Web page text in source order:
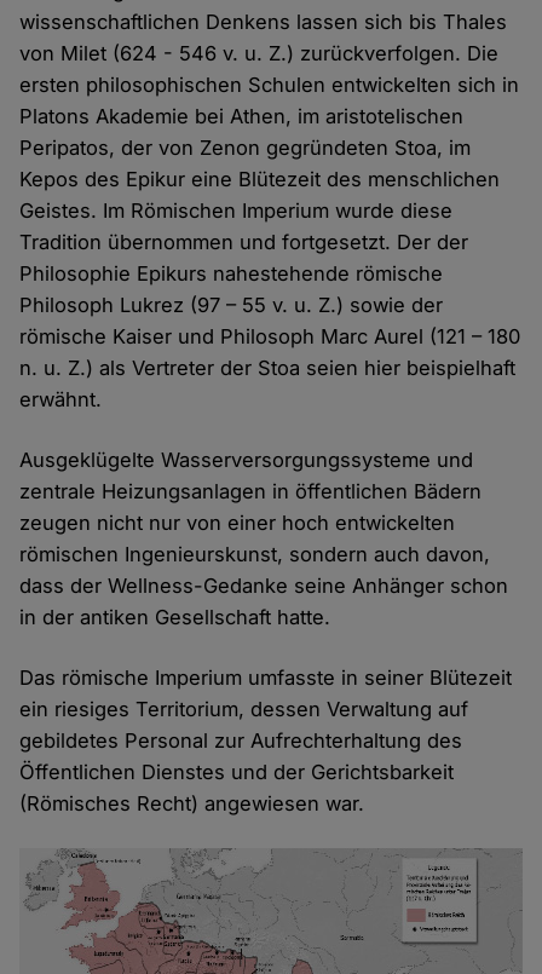
wissenschaftlichen Denkens lassen sich bis Thales
von Milet (624 - 546 v. u. Z.) zurückverfolgen. Die
ersten philosophischen Schulen entwickelten sich in
Platons Akademie bei Athen, im aristotelischen
Peripatos, der von Zenon gegründeten Stoa, im
Kepos des Epikur eine Blütezeit des menschlichen
Geistes. Im Römischen Imperium wurde diese
Tradition übernommen und fortgesetzt. Der der
Philosophie Epikurs nahestehende römische
Philosoph Lukrez (97 – 55 v. u. Z.) sowie der
römische Kaiser und Philosoph Marc Aurel (121 – 180
n. u. Z.) als Vertreter der Stoa seien hier beispielhaft
erwähnt.
Ausgeklügelte Wasser­­versorgungs­­systeme und
zentrale Heizungs­­anlagen in öffentlichen Bädern
zeugen nicht nur von einer hoch entwickelten
römischen Ingenieurs­­kunst, sondern auch davon,
dass der Wellness-Gedanke seine Anhänger schon
in der antiken Gesellschaft hatte.
Das römische Imperium umfasste in seiner Blütezeit
ein riesiges Territorium, dessen Verwaltung auf
gebildetes Personal zur Aufrecht­erhaltung des
Öffentlichen Dienstes und der Gerichts­barkeit
(Römisches Recht) angewiesen war.